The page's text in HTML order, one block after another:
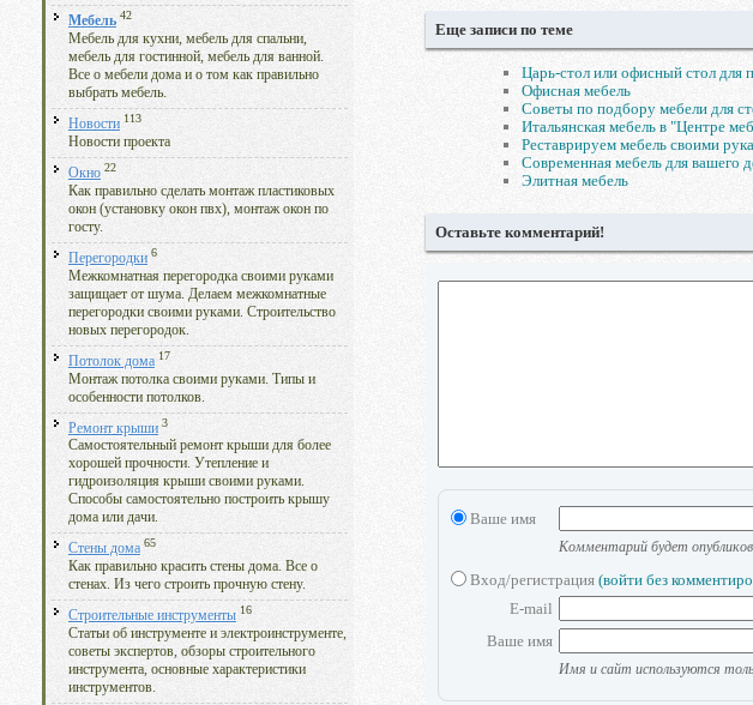
Мебель 42
Мебель для кухни, мебель для спальни,
мебель для гостинной, мебель для ванной.
Все о мебели дома и о том как правильно
выбрать мебель.
Новости 113
Новости проекта
Окно 22
Как правильно сделать монтаж пластиковых
окон (установку окон пвх), монтаж окон по
госту.
Перегородки 6
Межкомнатная перегородка своими руками
защищает от шума. Делаем межкомнатные
перегородки своими руками. Строительство
новых перегородок.
Потолок дома 17
Монтаж потолка своими руками. Типы и
особенности потолков.
Ремонт крыши 3
Самостоятельный ремонт крыши для более
хорошей прочности. Утепление и
гидроизоляция крыши своими руками.
Способы самостоятельно построить крышу
дома или дачи.
Стены дома 65
Как правильно красить стены дома. Все о
стенах. Из чего строить прочную стену.
Строительные инструменты 16
Статьи об инструменте и электроинструменте,
советы экспертов, обзоры строительного
инструмента, основные характеристики
инструментов.
Еще записи по теме
Царь-стол или офисный стол для
Офисная мебель
Советы по подбору мебели для
Итальянская мебель в "Центре
Реставрируем мебель своими
Современная мебель для вашего
Элитная мебель
Оставьте комментарий!
Ваше имя
Комментарий будет
Вход/регистрация (войти без
E-mail
Ваше имя
Имя и сайт используются